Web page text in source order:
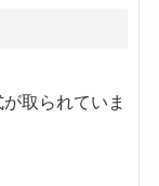
取られていま